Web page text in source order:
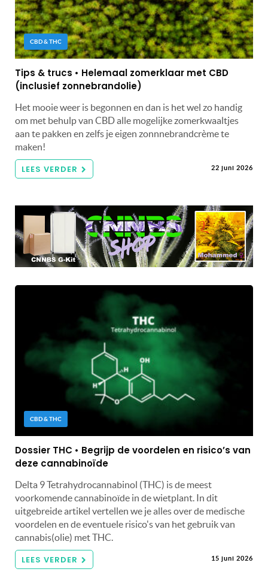
CBD & THC
Tips & trucs • Helemaal zomerklaar met CBD
(inclusief zonnebrandolie)
Het mooie weer is begonnen en dan is het wel zo handig
om met behulp van CBD alle mogelijke zomerkwaaltjes
aan te pakken en zelfs je eigen zonnnebrandcrème te
maken!
LEES VERDER 22 juni 2026
CBD & THC
Dossier THC • Begrijp de voordelen en risico’s van
deze cannabinoïde
Delta 9 Tetrahydrocannabinol (THC) is de meest
voorkomende cannabinoïde in de wietplant. In dit
uitgebreide artikel vertellen we je alles over de medische
voordelen en de eventuele risico's van het gebruik van
cannabis(olie) met THC.
LEES VERDER 15 juni 2026